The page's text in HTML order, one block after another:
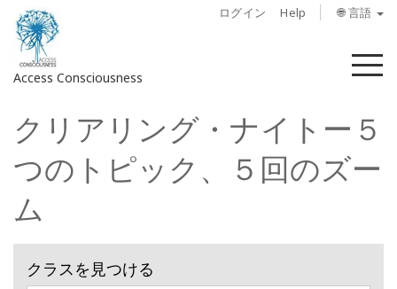
ログイン Help 🌐 言語
Access Consciousness
メ
ア
ウ
ト
イ
クリアリング・ナイトー５
つのトピック、５回のズー
ム
クラスを見つける